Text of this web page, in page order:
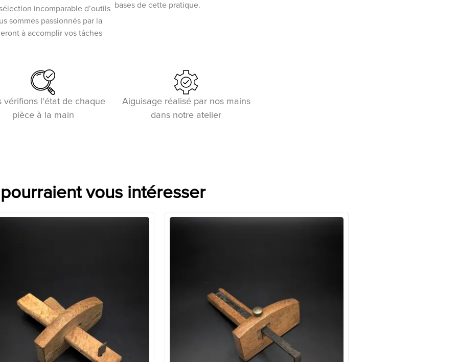
incomparable d’outils
sommes passionnés par la
à accomplir vos tâches
bases de cette pratique.
vérifions l'état de chaque
pièce à la main
Aiguisage réalisé par nos mains
dans notre atelier
vous intéresser